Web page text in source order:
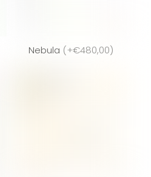
Nebula (+€480,00)